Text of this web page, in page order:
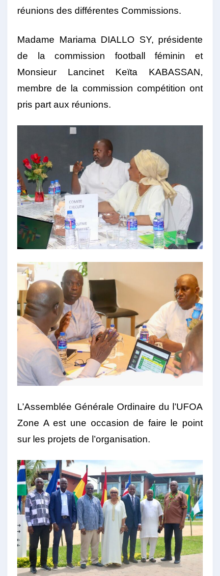
réunions des différentes Commissions.
Madame Mariama DIALLO SY, présidente
de la commission football féminin et
Monsieur Lancinet Keïta KABASSAN,
membre de la commission compétition ont
pris part aux réunions.
L’Assemblée Générale Ordinaire du l’UFOA
Zone A est une occasion de faire le point
sur les projets de l’organisation.